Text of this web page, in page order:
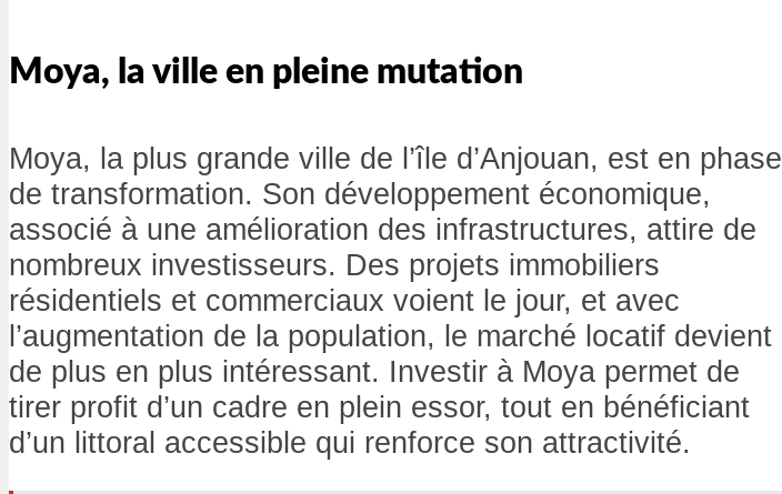
Moya, la ville en pleine mutation
Moya, la plus grande ville de l’île d’Anjouan, est en phase
de transformation. Son développement économique,
associé à une amélioration des infrastructures, attire de
nombreux investisseurs. Des projets immobiliers
résidentiels et commerciaux voient le jour, et avec
l’augmentation de la population, le marché locatif devient
de plus en plus intéressant. Investir à Moya permet de
tirer profit d’un cadre en plein essor, tout en bénéficiant
d’un littoral accessible qui renforce son attractivité.